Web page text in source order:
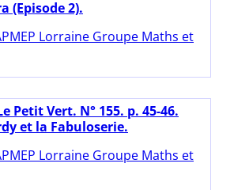
(Episode 2).
Lorraine Groupe Maths et
Petit Vert. N° 155. p. 45-46.
et la Fabuloserie.
Lorraine Groupe Maths et